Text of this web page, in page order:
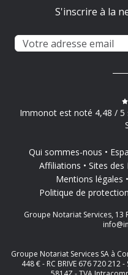
S'inscrire à la
Immonot est noté 4,48 / 5
Qui sommes-nous
Affiliations
Sites des
Mentions légales
Politique de
Groupe Notariat Services, 13
Groupe Notariat Services SA à
448 € - RC BRIVE 676 720 212